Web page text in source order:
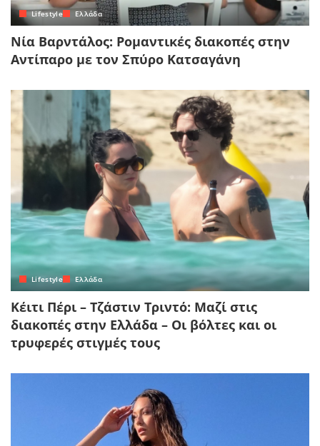
Lifestyle Ελλάδα
Νία Βαρντάλος: Ρομαντικές διακοπές στην
Αντίπαρο με τον Σπύρο Κατσαγάνη
Lifestyle Ελλάδα
Κέιτι Πέρι – Τζάστιν Τριντό: Μαζί στις
διακοπές στην Ελλάδα – Οι βόλτες και οι
τρυφερές στιγμές τους